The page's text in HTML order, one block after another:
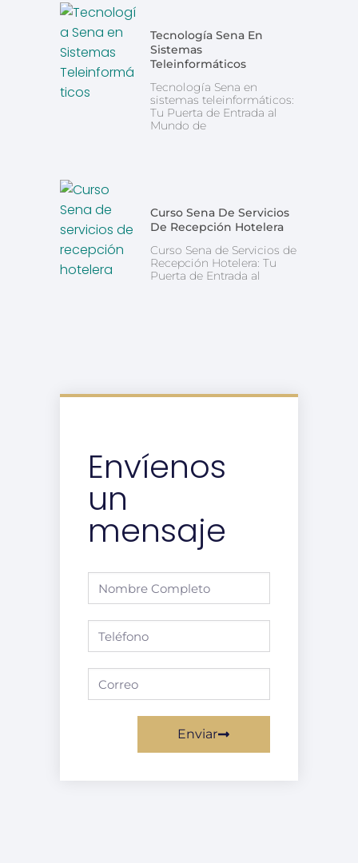
Tecnología Sena En
Sistemas
Teleinformáticos
Tecnología Sena en
sistemas teleinformáticos:
Tu Puerta de Entrada al
Mundo de
Curso Sena De Servicios
De Recepción Hotelera
Curso Sena de Servicios de
Recepción Hotelera: Tu
Puerta de Entrada al
Envíenos
un
mensaje
Enviar